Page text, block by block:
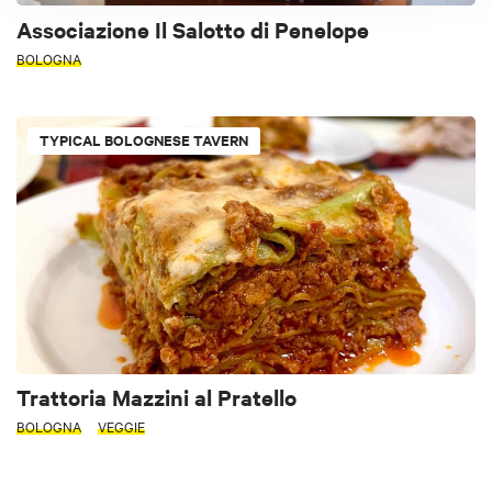
Associazione Il Salotto di Penelope
BOLOGNA
TYPICAL BOLOGNESE TAVERN
Trattoria Mazzini al Pratello
BOLOGNA VEGGIE